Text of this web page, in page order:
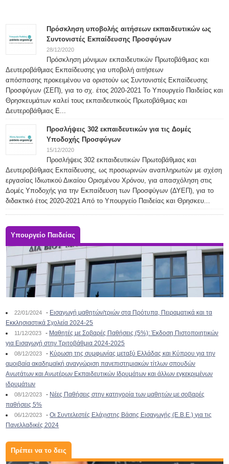
Πρόσκληση υποβολής αιτήσεων εκπαιδευτικών ως
Συντονιστές Εκπαίδευσης Προσφύγων
28/12/2020
Πρόσκληση μόνιμων εκπαιδευτικών Πρωτοβάθμιας και
Δευτεροβάθμιας Εκπαίδευσης για υποβολή αιτήσεων
απόσπασης προκειμένου να οριστούν ως Συντονιστές Εκπαίδευσης
Προσφύγων (ΣΕΠ), για το σχ. έτος 2020-2021 Το Υπουργείο Παιδείας και
Θρησκευμάτων καλεί τους εκπαιδευτικούς Πρωτοβάθμιας και
Δευτεροβάθμιας Ε...
Προσλήψεις 302 εκπαιδευτικών για τις Δομές
Υποδοχής Προσφύγων
15/12/2020
Προσλήψεις 302 εκπαιδευτικών Πρωτοβάθμιας και
Δευτεροβάθμιας Εκπαίδευσης, ως προσωρινών αναπληρωτών με σχέση
εργασίας Ιδιωτικού Δικαίου Ορισμένου Χρόνου, για απασχόληση στις
Δομές Υποδοχής για την Εκπαίδευση των Προσφύγων (ΔΥΕΠ), για το
διδακτικό έτος 2020-2021 Από το Υπουργείο Παιδείας και Θρησκευ...
Υπουργείο Παιδείας
22/01/2024 - Εισαγωγή μαθητών/τριών στα Πρότυπα, Πειραματικά και τα
Εκκλησιαστικά Σχολεία 2024-25
11/12/2023 - Μαθητές με Σοβαρές Παθήσεις (5%): Έκδοση Πιστοποιητικών
για Εισαγωγή στην Τριτοβάθμια 2024-2025
08/12/2023 - Κύρωση της συμφωνίας μεταξύ Ελλάδας και Κύπρου για την
αμοιβαία ακαδημαϊκή αναγνώριση πανεπιστημιακών τίτλων σπουδών
Ανωτάτων και Ανωτέρων Εκπαιδευτικών Ιδρυμάτων και άλλων εγκεκριμένων
ιδρυμάτων
08/12/2023 - Νέες Παθήσεις στην κατηγορία των μαθητών με σοβαρές
παθήσεις 5%
06/12/2023 -Οι Συντελεστές Ελάχιστης Βάσης Εισαγωγής (Ε.Β.Ε.) για τις
Πανελλαδικές 2024
Πρέπει να το δεις